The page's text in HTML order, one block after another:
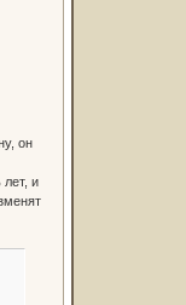
он
лет, и